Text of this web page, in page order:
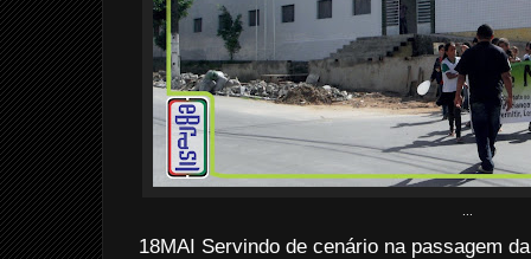
18MAI Servindo de cenário na passagem